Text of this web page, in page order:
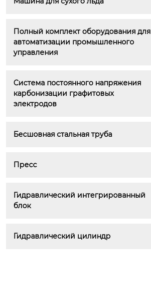
Полный комплект оборудования для
автоматизации промышленного
управления
Система постоянного напряжения
карбонизации графитовых
электродов
Бесшовная стальная труба
Пресс
Гидравлический интегрированный
блок
Гидравлический цилиндр